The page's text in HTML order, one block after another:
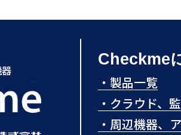
Checkme
・ 製品一覧
・ クラウド、
・ 周辺機器、